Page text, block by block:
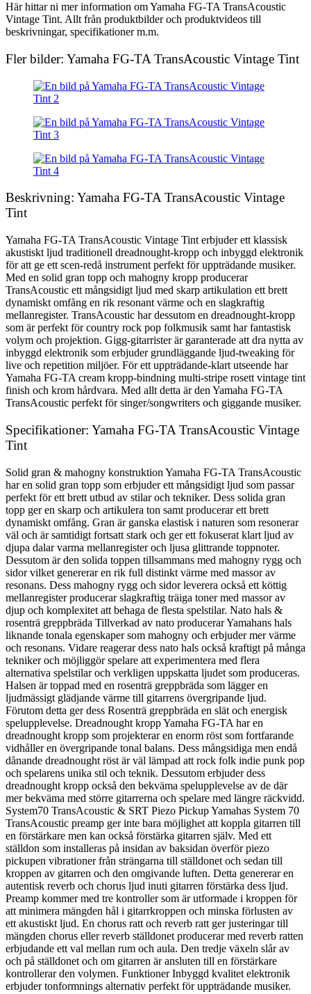
Här hittar ni mer information om Yamaha FG-TA TransAcoustic
Vintage Tint. Allt från produktbilder och produktvideos till
beskrivningar, specifikationer m.m.
Fler bilder: Yamaha FG-TA TransAcoustic Vintage Tint
Beskrivning: Yamaha FG-TA TransAcoustic Vintage
Tint
Yamaha FG-TA TransAcoustic Vintage Tint erbjuder ett klassisk
akustiskt ljud traditionell dreadnought-kropp och inbyggd elektronik
för att ge ett scen-redå instrument perfekt för uppträdande musiker.
Med en solid gran topp och mahogny kropp producerar
TransAcoustic ett mångsidigt ljud med skarp artikulation ett brett
dynamiskt omfång en rik resonant värme och en slagkraftig
mellanregister. TransAcoustic har dessutom en dreadnought-kropp
som är perfekt för country rock pop folkmusik samt har fantastisk
volym och projektion. Gigg-gitarrister är garanterade att dra nytta av
inbyggd elektronik som erbjuder grundläggande ljud-tweaking för
live och repetition miljöer. För ett uppträdande-klart utseende har
Yamaha FG-TA cream kropp-bindning multi-stripe rosett vintage tint
finish och krom hårdvara. Med allt detta är den Yamaha FG-TA
TransAcoustic perfekt för singer/songwriters och giggande musiker.
Specifikationer: Yamaha FG-TA TransAcoustic Vintage
Tint
Solid gran & mahogny konstruktion Yamaha FG-TA TransAcoustic
har en solid gran topp som erbjuder ett mångsidigt ljud som passar
perfekt för ett brett utbud av stilar och tekniker. Dess solida gran
topp ger en skarp och artikulera ton samt producerar ett brett
dynamiskt omfång. Gran är ganska elastisk i naturen som resonerar
väl och är samtidigt fortsatt stark och ger ett fokuserat klart ljud av
djupa dalar varma mellanregister och ljusa glittrande toppnoter.
Dessutom är den solida toppen tillsammans med mahogny rygg och
sidor vilket genererar en rik full distinkt värme med massor av
resonans. Dess mahogny rygg och sidor leverera också ett köttig
mellanregister producerar slagkraftig träiga toner med massor av
djup och komplexitet att behaga de flesta spelstilar. Nato hals &
rosenträ greppbräda Tillverkad av nato producerar Yamahans hals
liknande tonala egenskaper som mahogny och erbjuder mer värme
och resonans. Vidare reagerar dess nato hals också kraftigt på många
tekniker och möjliggör spelare att experimentera med flera
alternativa spelstilar och verkligen uppskatta ljudet som produceras.
Halsen är toppad med en rosenträ greppbräda som lägger en
ljudmässigt glädjande värme till gitarrens övergripande ljud.
Förutom detta ger dess Rosenträ greppbräda en slät och energisk
spelupplevelse. Dreadnought kropp Yamaha FG-TA har en
dreadnought kropp som projekterar en enorm röst som fortfarande
vidhåller en övergripande tonal balans. Dess mångsidiga men endå
dånande dreadnought röst är väl lämpad att rock folk indie punk pop
och spelarens unika stil och teknik. Dessutom erbjuder dess
dreadnought kropp också den bekväma spelupplevelse av de där
mer bekväma med större gitarrerna och spelare med längre räckvidd.
System70 TransAcoustic & SRT Piezo Pickup Yamahas System 70
TransAcoustic preamp ger inte bara möjlighet att koppla gitarren till
en förstärkare men kan också förstärka gitarren själv. Med ett
ställdon som installeras på insidan av baksidan överför piezo
pickupen vibrationer från strängarna till ställdonet och sedan till
kroppen av gitarren och den omgivande luften. Detta genererar en
autentisk reverb och chorus ljud inuti gitarren förstärka dess ljud.
Preamp kommer med tre kontroller som är utformade i kroppen för
att minimera mängden hål i gitarrkroppen och minska förlusten av
ett akustiskt ljud. En chorus ratt och reverb ratt ger justeringar till
mängden chorus eller reverb ställdonet producerar med reverb ratten
erbjudande ett val mellan rum och aula. Den tredje växeln slår av
och på ställdonet och om gitarren är ansluten till en förstärkare
kontrollerar den volymen. Funktioner Inbyggd kvalitet elektronik
erbjuder tonformnings alternativ perfekt för uppträdande musiker.